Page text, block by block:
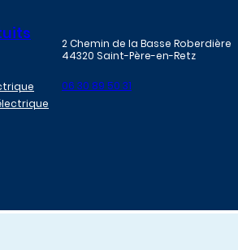
2 Chemin de la Basse Roberdière
44320 Saint-Père-en-Retz
06 30 89 50 31